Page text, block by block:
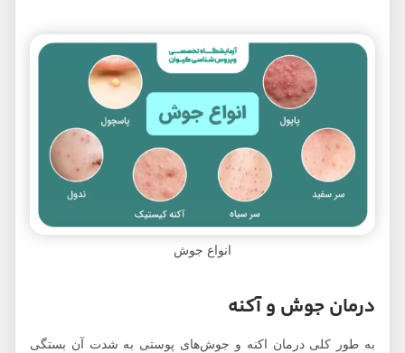
انواع جوش
درمان جوش و آکنه
به طور کلی درمان اکنه و جوش‌های پوستی به شدت آن بستگی